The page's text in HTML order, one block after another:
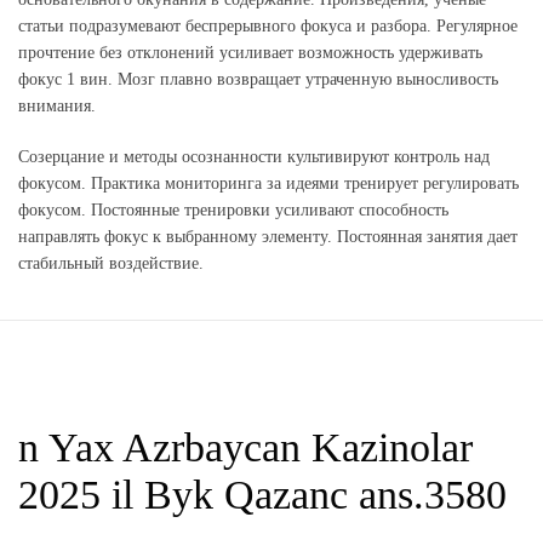
статьи подразумевают беспрерывного фокуса и разбора. Регулярное
прочтение без отклонений усиливает возможность удерживать
фокус 1 вин. Мозг плавно возвращает утраченную выносливость
внимания.
Созерцание и методы осознанности культивируют контроль над
фокусом. Практика мониторинга за идеями тренирует регулировать
фокусом. Постоянные тренировки усиливают способность
направлять фокус к выбранному элементу. Постоянная занятия дает
стабильный воздействие.
n Yax Azrbaycan Kazinolar
2025 il Byk Qazanc ans.3580